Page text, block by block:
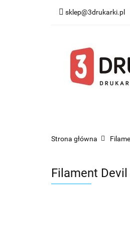
sklep@3drukarki.pl
Strona główna
Filament